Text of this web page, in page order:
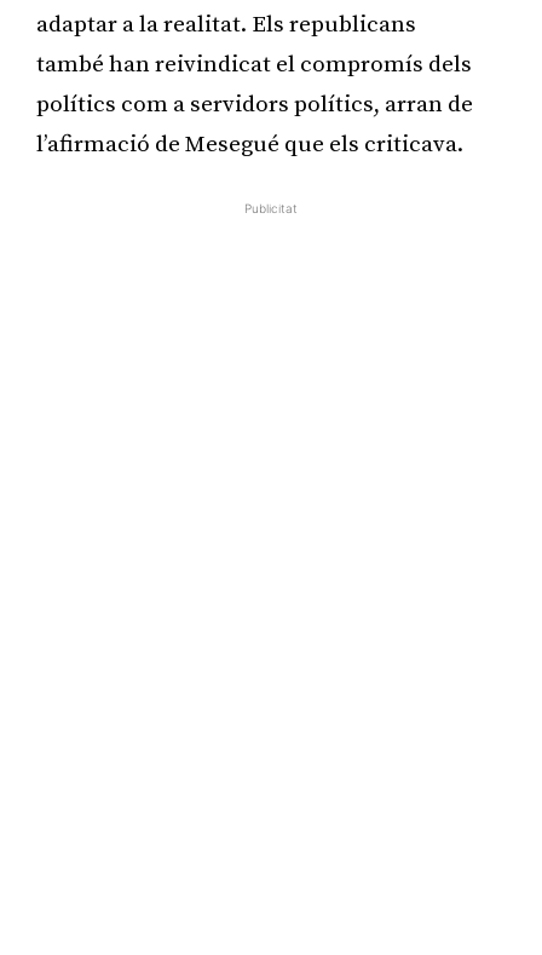
adaptar a la realitat. Els republicans
també han reivindicat el compromís dels
polítics com a servidors polítics, arran de
l’afirmació de Mesegué que els criticava.
Publicitat